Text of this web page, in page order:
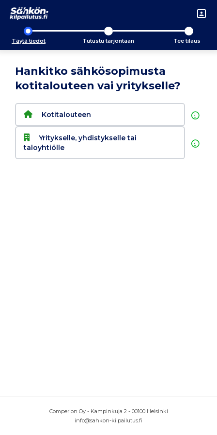
Täytä tiedot Tutustu tarjontaan Tee tilaus
Hankitko sähkösopimusta
kotitalouteen vai yritykselle?
Kotitalouteen
Yritykselle, yhdistykselle tai
taloyhtiölle
Comperion Oy - Kampinkuja 2 - 00100 Helsinki
info@sahkon-kilpailutus.fi